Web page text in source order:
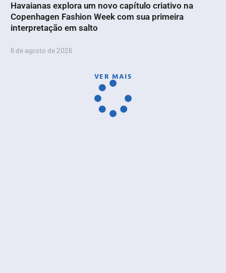
Havaianas explora um novo capítulo criativo na
Copenhagen Fashion Week com sua primeira
interpretação em salto
6 de agosto de 2026
VER MAIS